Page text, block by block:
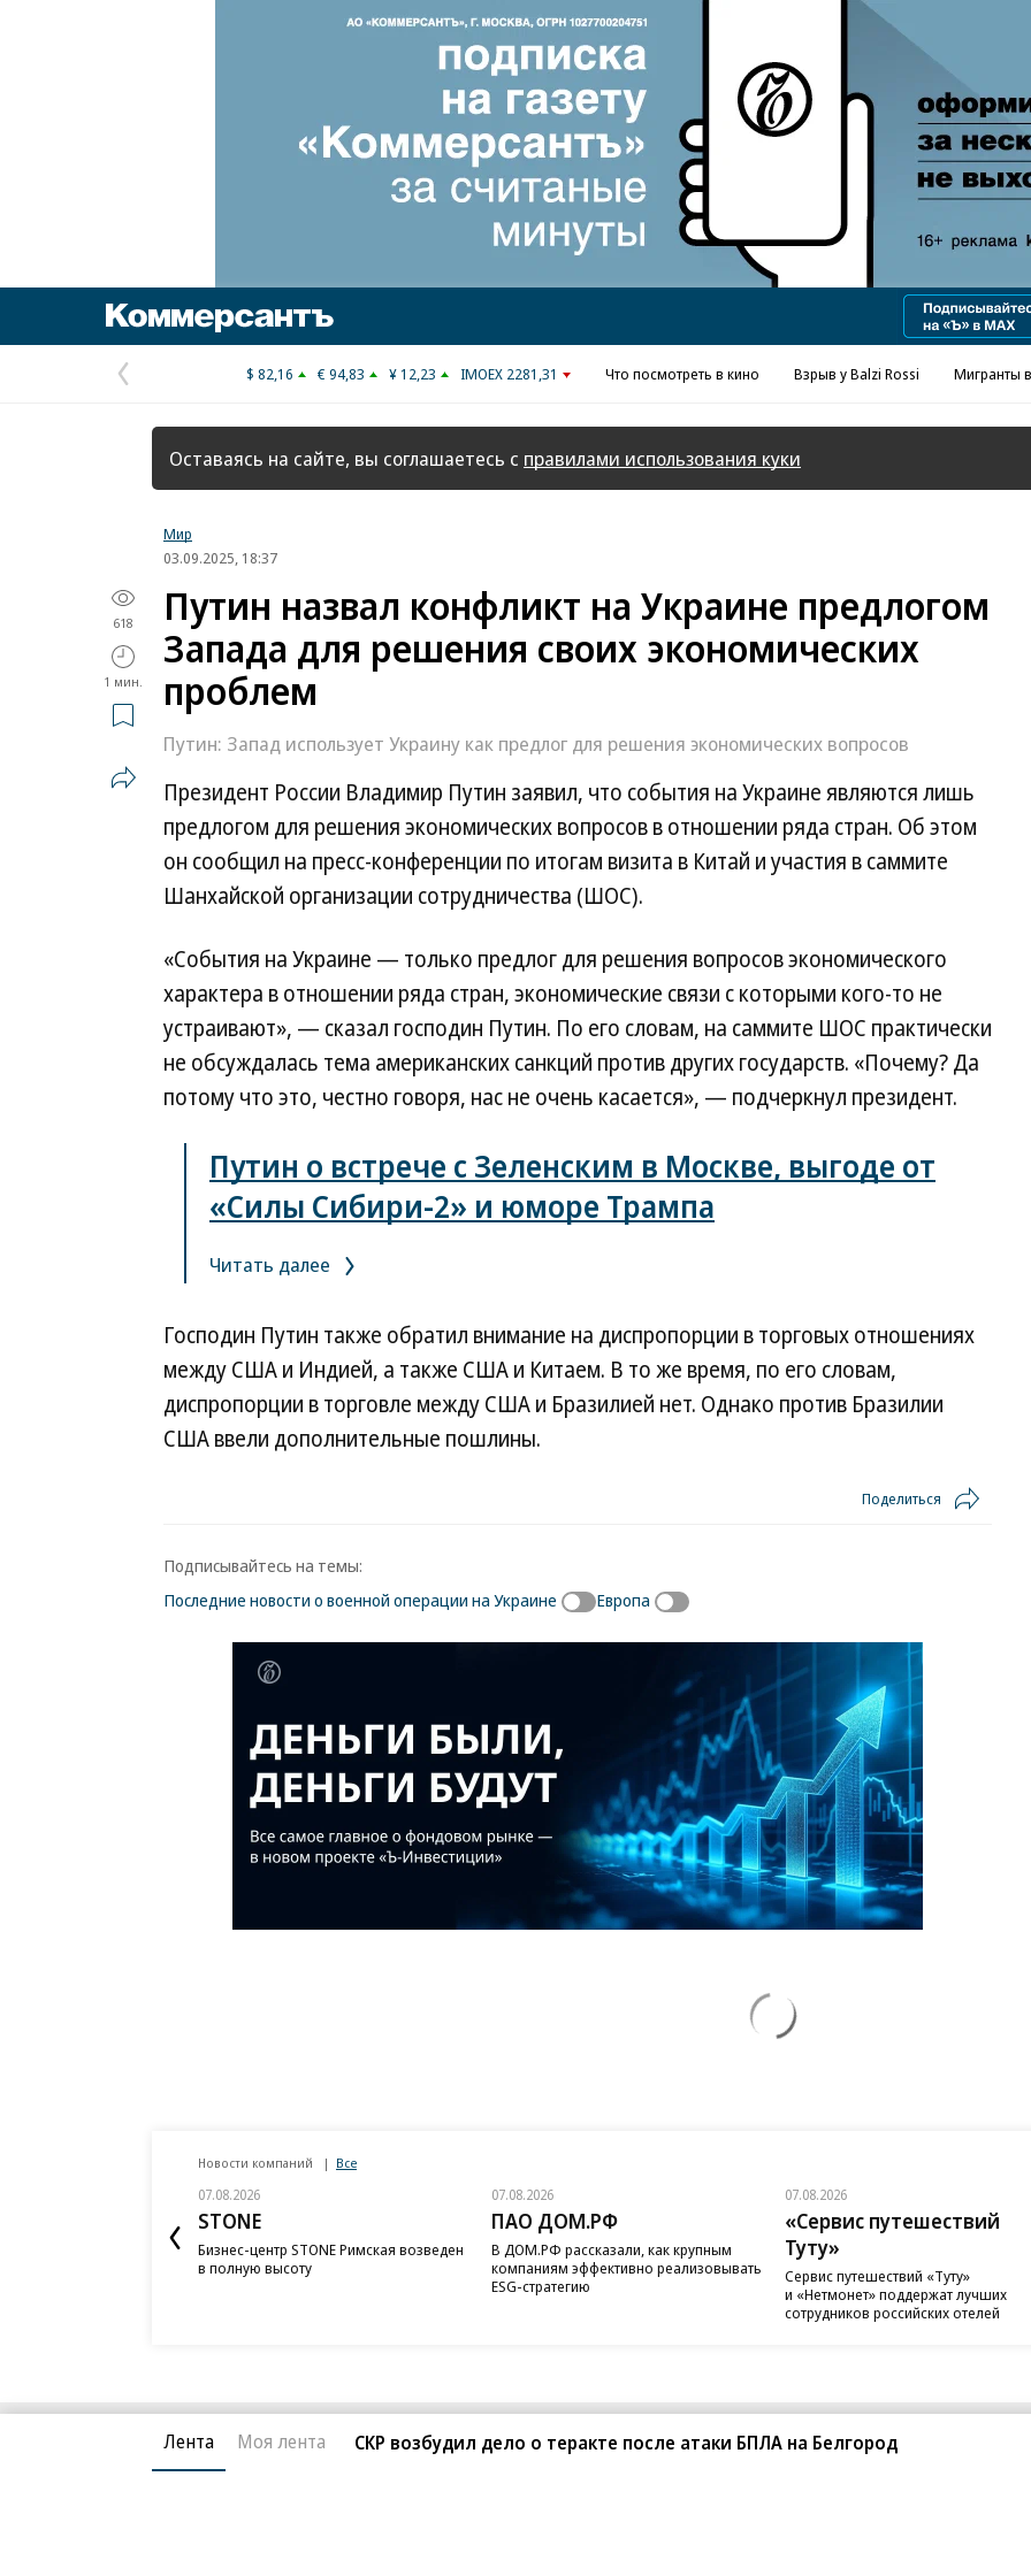
Реклама в «Ъ» www.kommersant.ru/ad
Предыдущая
страница
$ 82,16 € 94,83 ¥ 12,23 IMOEX 2281,31 Что посмотреть в кино Взрыв у Balzi Rossi Мигранты
Оставаясь на сайте, вы соглашаетесь с правилами использования куки
Мир
03.09.2025, 18:37
618
1 мин.
Путин назвал конфликт на Украине предлогом
Запада для решения своих экономических
проблем
Путин: Запад использует Украину как предлог для решения экономических вопросов
Президент России Владимир Путин заявил, что события на Украине являются лишь
предлогом для решения экономических вопросов в отношении ряда стран. Об этом
он сообщил на пресс-конференции по итогам визита в Китай и участия в саммите
Шанхайской организации сотрудничества (ШОС).
«События на Украине — только предлог для решения вопросов экономического
характера в отношении ряда стран, экономические связи с которыми кого-то не
устраивают», — сказал господин Путин. По его словам, на саммите ШОС практически
не обсуждалась тема американских санкций против других государств. «Почему? Да
потому что это, честно говоря, нас не очень касается», — подчеркнул президент.
Путин о встрече с Зеленским в Москве, выгоде от
«Силы Сибири-2» и юморе Трампа
Читать далее
Господин Путин также обратил внимание на диспропорции в торговых отношениях
между США и Индией, а также США и Китаем. В то же время, по его словам,
диспропорции в торговле между США и Бразилией нет. Однако против Бразилии
США ввели дополнительные пошлины.
Поделиться
Подписывайтесь на темы:
Последние новости о военной операции на Украине
Европа
Новости компаний Все
07.08.2026
STONE
Бизнес-центр STONE Римская возведен
в полную высоту
07.08.2026
ПАО ДОМ.РФ
В ДОМ.РФ рассказали, как крупным
компаниям эффективно реализовывать
ESG-стратегию
07.08.2026
«Сервис путешествий
Туту»
Сервис путешествий «Туту»
и «Нетмонет» поддержат лучших
сотрудников российских отелей
Лента Моя лента СКР возбудил дело о теракте после атаки БПЛА на Белгород
Благотворительный фонд
О «Коммерсанте»
Реклама
Обратная связь